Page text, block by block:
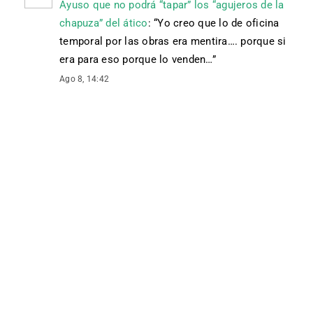
Ayuso que no podrá “tapar” los “agujeros de la
chapuza” del ático: “Yo creo que lo de oficina
temporal por las obras era mentira…. porque si
era para eso porque lo venden…”
Ago 8, 14:42